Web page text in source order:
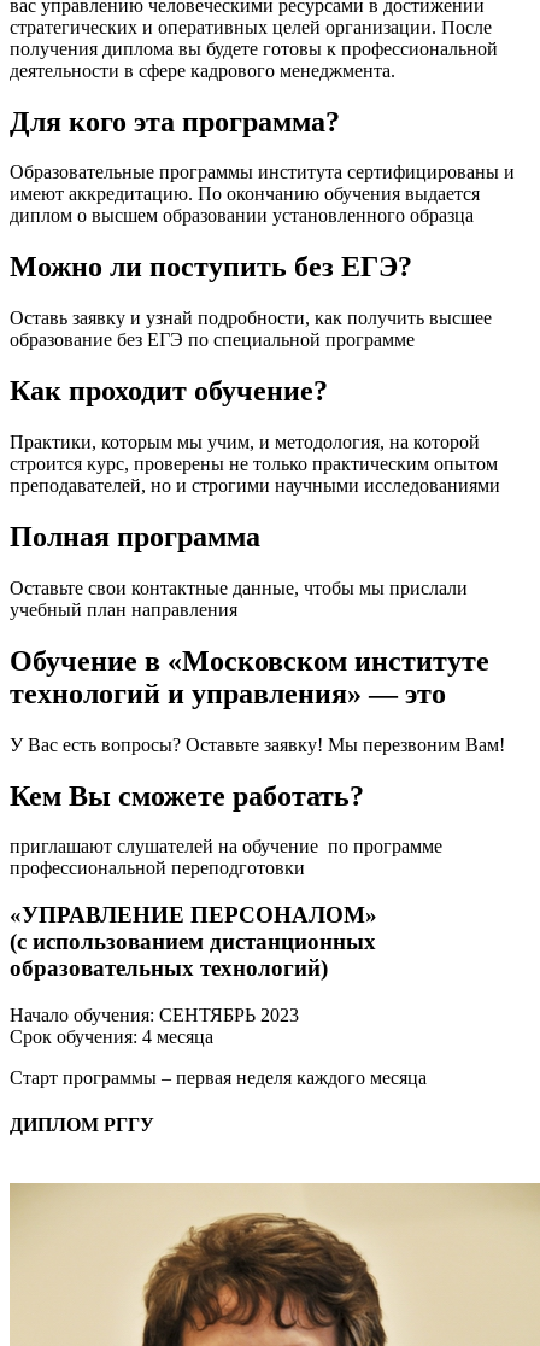
вас управлению человеческими ресурсами в достижении
стратегических и оперативных целей организации. После
получения диплома вы будете готовы к профессиональной
деятельности в сфере кадрового менеджмента.
Для кого эта программа?
Образовательные программы института сертифицированы и
имеют аккредитацию. По окончанию обучения выдается
диплом о высшем образовании установленного образца
Можно ли поступить без ЕГЭ?
Оставь заявку и узнай подробности, как получить высшее
образование без ЕГЭ по специальной программе
Как проходит обучение?
Практики, которым мы учим, и методология, на которой
строится курс, проверены не только практическим опытом
преподавателей, но и строгими научными исследованиями
Полная программа
Оставьте свои контактные данные, чтобы мы прислали
учебный план направления
Обучение в «Московском институте
технологий и управления» — это
У Вас есть вопросы? Оставьте заявку! Мы перезвоним Вам!
Кем Вы сможете работать?
приглашают слушателей на обучение по программе
профессиональной переподготовки
«УПРАВЛЕНИЕ ПЕРСОНАЛОМ»
(с использованием дистанционных
образовательных технологий)
Начало обучения: СЕНТЯБРЬ 2023
Срок обучения: 4 месяца
Старт программы – первая неделя каждого месяца
ДИПЛОМ РГГУ